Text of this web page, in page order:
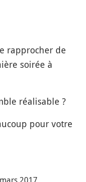
rapprocher de
soirée à
réalisable ?
pour votre